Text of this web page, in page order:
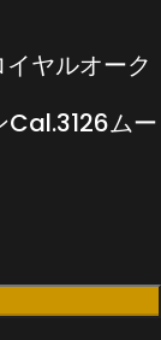
ヤルオーク
ムー